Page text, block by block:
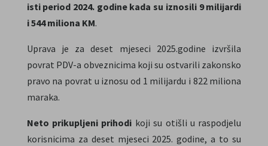
isti period 2024. godine kada su iznosili 9 milijardi
i 544 miliona KM.
Uprava je za deset mjeseci 2025.godine izvršila
povrat PDV-a obveznicima koji su ostvarili zakonsko
pravo na povrat u iznosu od 1 milijardu i 822 miliona
maraka.
Neto prikupljeni prihodi koji su otišli u raspodjelu
korisnicima za deset mjeseci 2025. godine, a to su